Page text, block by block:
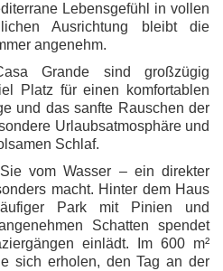
Lebensgefühl in vollen
Ausrichtung bleibt die
angenehm.
Grande sind großzügig
Platz für einen komfortablen
und das sanfte Rauschen der
Urlaubsatmosphäre und
Schlaf.
vom Wasser – ein direkter
macht. Hinter dem Haus
Park mit Pinien und
Schatten spendet
einlädt. Im 600 m²
sich erholen, den Tag an der